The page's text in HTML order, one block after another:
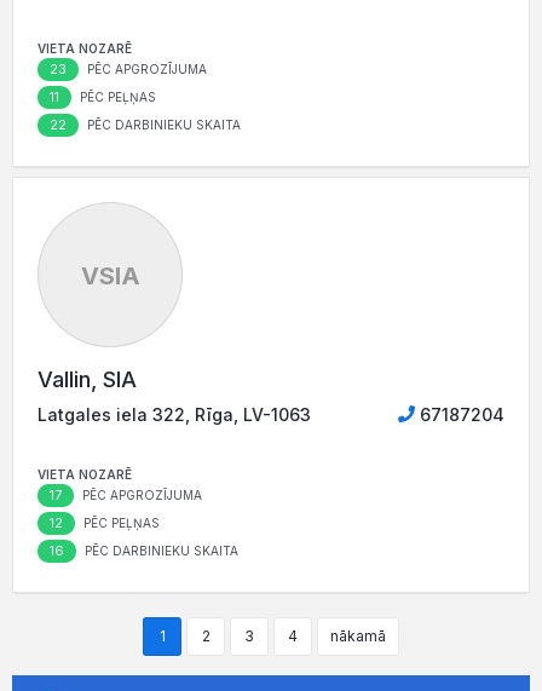
VIETA NOZARĒ
23 PĒC APGROZĪJUMA
11 PĒC PEĻŅAS
22 PĒC DARBINIEKU SKAITA
VSIA
Vallin, SIA
Latgales iela 322, Rīga, LV-1063 67187204
VIETA NOZARĒ
17 PĒC APGROZĪJUMA
12 PĒC PEĻŅAS
16 PĒC DARBINIEKU SKAITA
1 2 3 4 nākamā